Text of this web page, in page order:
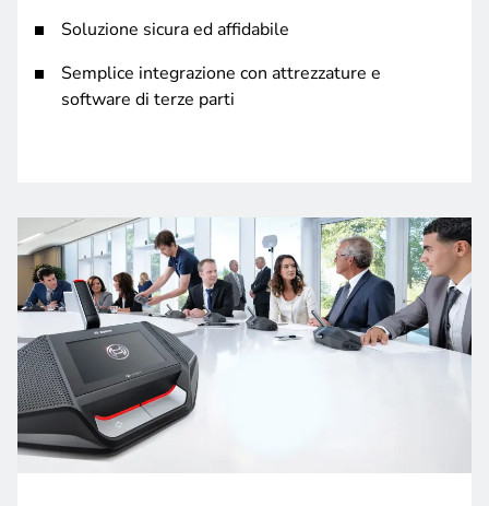
Soluzione sicura ed affidabile
Semplice integrazione con attrezzature e
software di terze parti